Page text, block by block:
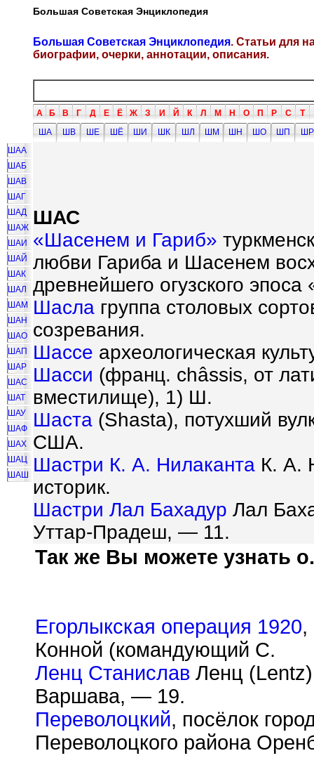
Большая Советская Энциклопедия
Большая Советская Энциклопедия. Статьи для
биографии, очерки, аннотации, описания.
А Б В Г Д Е Ё Ж З И Й К Л М Н О П Р С Т
ША
ШВ ШЕ ШЁ ШИ ШК ШЛ ШМ ШН ШО ШП
ШР
ШАА
ШАБ
ШАВ
ШАГ
ШАД
ШАЖ
ШАИ
ШАЙ
ШАК
ШАЛ
ШАМ
ШАН
ШАО
ШАП
ШАР
ШАС
ШАТ
ШАУ
ШАФ
ШАХ
ШАЦ
ШАШ
ШАС
«Шасенем и Гариб»
любви Гариба и Шасенем
древнейшего огузского
Шасла группа столовых
созревания.
Шассе археологическая
Шасси (франц. châssis, от
вместилище), 1) Ш.
Шаста (Shasta), потухший
США.
Шастри К. А. Нилаканта К. А.
историк.
Шастри Лал Бахадур Лал
Уттар-Прадеш, — 11.
Так же Вы можете узнать
Егорлыкская операция 1920,
Конной (командующий С.
Ленц Станислав Ленц
Варшава, — 19.
Переволоцкий, посёлок
Переволоцкого района